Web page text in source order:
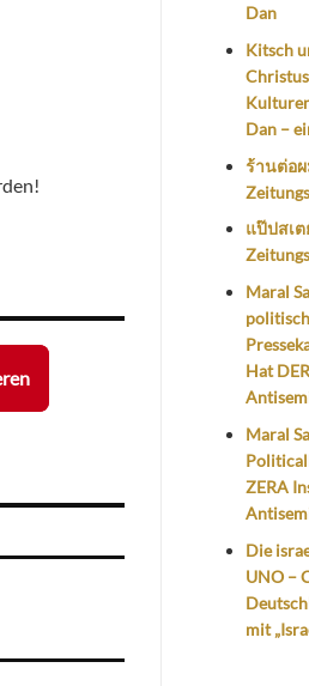
Dan
Kitsch
Dan –
ร้านต่อ
แป๊ปสเต
Maral
Hat
Maral
ZERA
Die
UNO –
mit